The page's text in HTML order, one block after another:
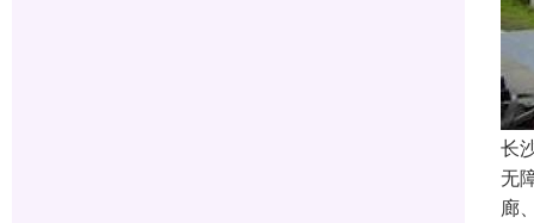
长
无
廊